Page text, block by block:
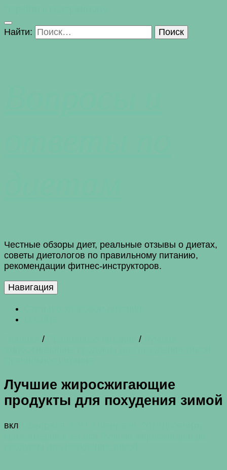
Найти:
Честные обзоры диет, реальные отзывы о диетах,
советы диетологов по правильному питанию,
рекомендации фитнес-инструкторов.
Навигация
/ /
Лучшие жиросжигающие
продукты для похудения зимой
вкл